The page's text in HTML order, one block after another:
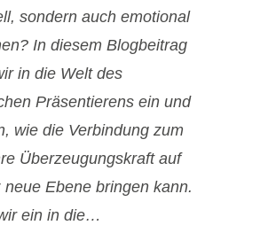
sondern auch emotional
In diesem Blogbeitrag
in die Welt des
Präsentierens ein und
wie die Verbindung zum
Überzeugungskraft auf
neue Ebene bringen kann.
ein in die…